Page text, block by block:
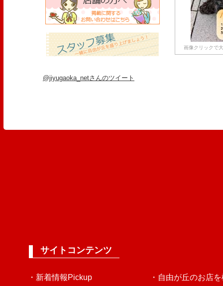
画像クリックで
@jiyugaoka_netさんのツイート
サイトコンテンツ
・新着情報Pickup ・自由が丘のお店